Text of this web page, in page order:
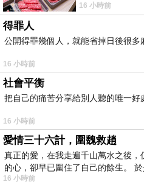
16 小時前
得罪人
公開得罪幾個人，就能省掉日後很多
16 小時前
社會平衡
把自己的痛苦分享給別人聽的唯一好
16 小時前
愛情三十六計，圍魏救趙
真正的愛，在我走遍千山萬水之後
的心，卻早已圍住了自己的餘生。
16 小時前